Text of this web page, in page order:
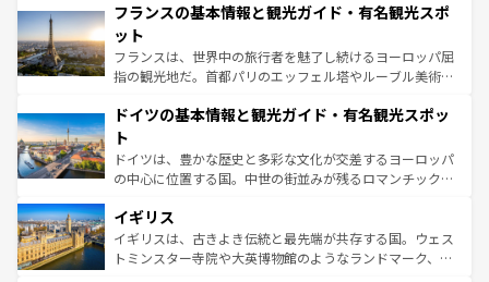
ませてくれるイタリアで、忘れられない旅をしてみよう！
なお、新着のイタリア情報は
しい。
文化が根付くこの国では、情熱的なフラメンコ、熱気あふ
れる闘牛、そして美味しいタパスが生活の一部となってい
る。首都マドリードの洗練された雰囲気や、バルセロナの
アートに溢れた街角から、地方では古代ローマ遺跡や中世
せる。地方によって風土や気候が異なるスペインはその個
ンテンツ一覧 を参照してほしい。
フランスの基本情報と観光ガイド・有名観光スポ
ット
フランスは、世界中の旅行者を魅了し続けるヨーロッパ屈
指の観光地だ。首都パリのエッフェル塔やルーブル美術館
で、幅広い魅力が詰まっている。華麗な宮殿、歴史的な大
聖堂、美しいビーチ、そして豊かな自然が、訪れる者を心
から魅了する。また、フランスは美食の国としても知ら
れ、フランス料理はユネスコ無形文化遺産にも登録されて
香り高いラベンダー畑など、多彩な楽しみ方が可能だ。さ
らに、パリ以外の地域にも魅力が溢れており、どの街角に
も豊かな歴史と文化が息づいている。パリ以外の個性あふ
ドイツの基本情報と観光ガイド・有名観光スポッ
ト
ドイツは、豊かな歴史と多彩な文化が交差するヨーロッパ
の中心に位置する国。中世の街並みが残るロマンチック街
顔を持つこの国は、どこを歩いても飽きることがない。ベ
ルリンの文化的活気、バイエルン州のアルプスの絶景、そ
してライン川沿いのワイン畑といった風景は必見。ビール
イギリス
イギリスは、古きよき伝統と最先端が共存する国。ウェス
トミンスター寺院や大英博物館のようなランドマーク、歴